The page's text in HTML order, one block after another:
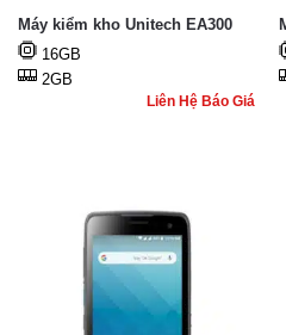
Máy kiểm kho Unitech EA300
16GB
2GB
Liên Hệ Báo Giá